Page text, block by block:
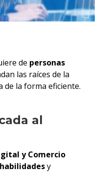
de personas
las raíces de la
de la forma eficiente.
al
y Comercio
habilidadesy